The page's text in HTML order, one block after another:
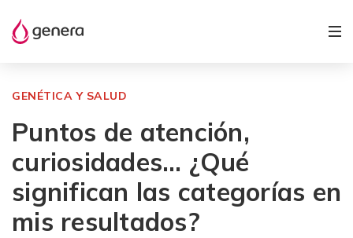
GENÉTICA Y SALUD
Puntos de atención,
curiosidades… ¿Qué
significan las categorías en
mis resultados?